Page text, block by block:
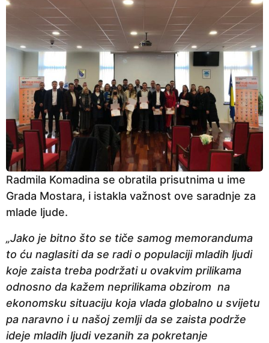
Radmila Komadina se obratila prisutnima u ime
Grada Mostara, i istakla važnost ove saradnje za
mlade ljude.
„Jako je bitno što se tiče samog memoranduma
to ću naglasiti da se radi o populaciji mladih ljudi
koje zaista treba podržati u ovakvim prilikama
odnosno da kažem neprilikama obzirom na
ekonomsku situaciju koja vlada globalno u svijetu
pa naravno i u našoj zemlji da se zaista podrže
ideje mladih ljudi vezanih za pokretanje